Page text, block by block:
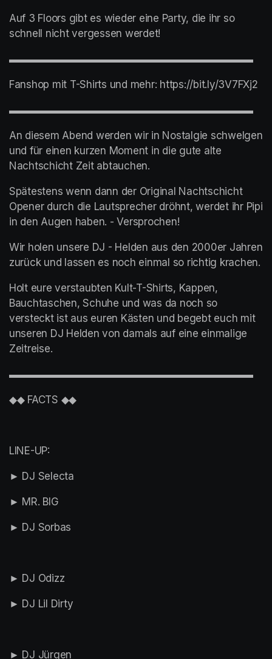
Auf 3 Floors gibt es wieder eine Party, die ihr so
schnell nicht vergessen werdet!
▬▬▬▬▬▬▬▬▬▬▬▬▬▬▬▬▬▬▬▬▬▬▬▬
Fanshop mit T-Shirts und mehr: https://bit.ly/3V7FXj2
▬▬▬▬▬▬▬▬▬▬▬▬▬▬▬▬▬▬▬▬▬▬▬▬
An diesem Abend werden wir in Nostalgie schwelgen
und für einen kurzen Moment in die gute alte
Nachtschicht Zeit abtauchen.
Spätestens wenn dann der Original Nachtschicht
Opener durch die Lautsprecher dröhnt, werdet ihr Pipi
in den Augen haben. - Versprochen!
Wir holen unsere DJ - Helden aus den 2000er Jahren
zurück und lassen es noch einmal so richtig krachen.
Holt eure verstaubten Kult-T-Shirts, Kappen,
Bauchtaschen, Schuhe und was da noch so
versteckt ist aus euren Kästen und begebt euch mit
unseren DJ Helden von damals auf eine einmalige
Zeitreise.
▬▬▬▬▬▬▬▬▬▬▬▬▬▬▬▬▬▬▬▬▬▬▬▬
◆◆ FACTS ◆◆
LINE-UP:
► DJ Selecta
► MR. BIG
► DJ Sorbas
► DJ Odizz
► DJ Lil Dirty
► DJ Jürgen